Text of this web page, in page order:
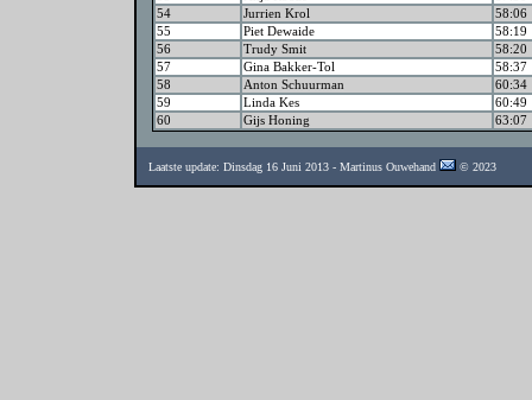
54
Jurrien Krol
58:06
55
Piet Dewaide
58:19
56
Trudy Smit
58:20
57
Gina Bakker-Tol
58:37
58
Anton Schuurman
60:34
59
Linda Kes
60:49
60
Gijs Honing 63:07
Laatste update: Dinsdag 16 Juni 2013 - Martinus Ouwehand © 2023